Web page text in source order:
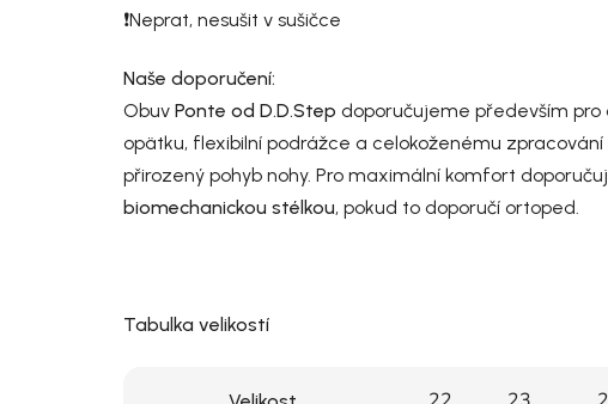
❗Neprat, nesušit v sušičce
Naše doporučení:
Obuv Ponte od D.D.Step doporučujeme především pro
opätku, flexibilní podrážce a celokoženému zpracování
přirozený pohyb nohy. Pro maximální komfort
biomechanickou stélkou, pokud to doporučí ortoped.
Tabulka velikostí